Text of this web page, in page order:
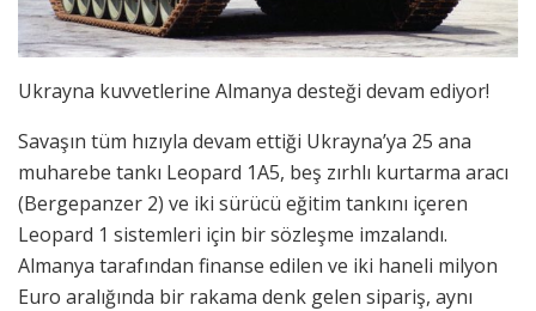
Ukrayna kuvvetlerine Almanya desteği devam ediyor!
Savaşın tüm hızıyla devam ettiği Ukrayna’ya 25 ana
muharebe tankı Leopard 1A5, beş zırhlı kurtarma aracı
(Bergepanzer 2) ve iki sürücü eğitim tankını içeren
Leopard 1 sistemleri için bir sözleşme imzalandı.
Almanya tarafından finanse edilen ve iki haneli milyon
Euro aralığında bir rakama denk gelen sipariş, aynı